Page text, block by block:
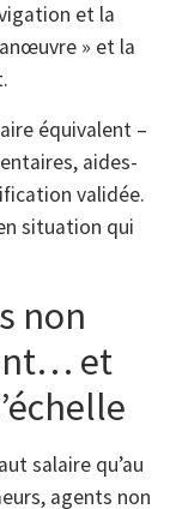
et la
» et la
équivalent –
aides-
validée.
situation qui
non
et
salaire qu’au
agents non